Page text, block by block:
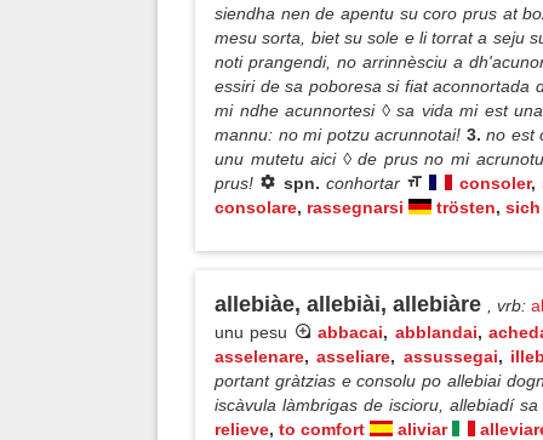
siendha nen de apentu su coro prus at
mesu sorta, biet su sole e li torrat a seju
noti prangendi, no arrinnèsciu a
essiri de sa poboresa si fiat aconnortada
mi ndhe acunnortesi ◊ sa vida mi est
mannu: no mi potzu acrunnotai! 3. no est
unu mutetu aici ◊ de prus no mi
prus!
spn. conhortar consoler,
consolare, rassegnarsi trösten,
allebiàe, allebiài, allebiàre , vrb:
unu pesu
abbacai, abblandai,
asselenare,asseliare, assussegai,
portant gràtzias e consolu po allebiai
iscàvula làmbrigas de iscioru, allebiadí
relieve, to comfort aliviar